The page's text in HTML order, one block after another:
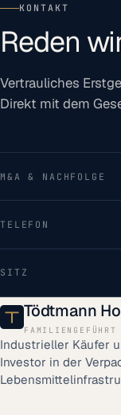
KONTAKT
Reden
Vertrauliches
Direkt mit dem
M&A & NACHFOLGE
TELEFON
SITZ
Tödtmann
Industrieller Käufer
Investor in der